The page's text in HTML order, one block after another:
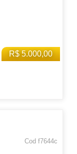
R$ 5.000,00
Cod f7644c